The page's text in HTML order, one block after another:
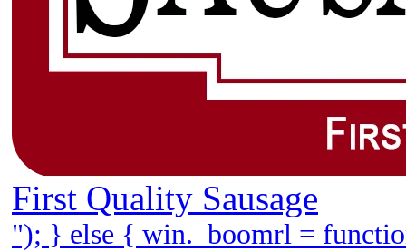
First Quality Sausage
"); } else { win._boomrl =